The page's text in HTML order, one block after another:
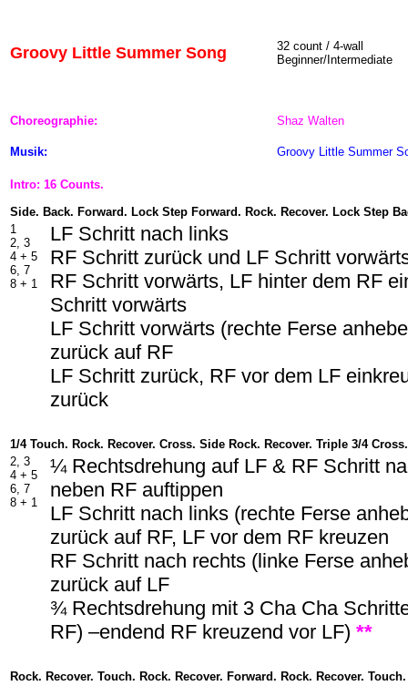
Groovy Little Summer Song
32 count / 4-wall
Beginner/Intermediate
Choreographie: Shaz Walten
Musik: Groovy Little Summer
Intro: 16 Counts.
Side. Back. Forward. Lock Step Forward. Rock. Recover. Lock Step
1
2, 3
4 + 5
6, 7
8 + 1
LF Schritt nach links
RF Schritt zurück und LF Schritt
RF Schritt vorwärts, LF hinter dem RF
Schritt vorwärts
LF Schritt vorwärts (rechte Ferse
zurück auf RF
LF Schritt zurück, RF vor dem LF
zurück
1/4 Touch. Rock. Recover. Cross. Side Rock. Recover. Triple 3/4 Cross.
2, 3
4 + 5
6, 7
8 + 1
¼ Rechtsdrehung auf LF & RF Schritt
neben RF auftippen
LF Schritt nach links (rechte Ferse
zurück auf RF, LF vor dem RF kreuzen
RF Schritt nach rechts (linke Ferse
zurück auf LF
¾ Rechtsdrehung mit 3 Cha Cha
RF) –endend RF kreuzend vor LF) **
Rock. Recover. Touch. Rock. Recover. Forward. Rock. Recover.